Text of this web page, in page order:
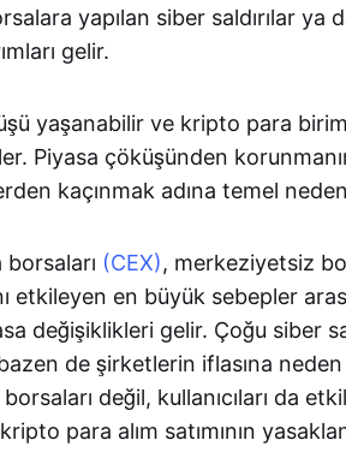
yapılan siber saldırılar ya
gelir.
yaşanabilir ve kripto para
Piyasa çöküşünden
kaçınmak adına temel
(CEX), merkeziyetsiz
etkileyen en büyük sebepler
değişiklikleri gelir. Çoğu siber
de şirketlerin iflasına
değil, kullanıcıları da
para alım satımının